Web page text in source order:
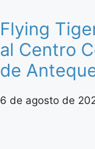
Flying
al Centro
de
6 de agosto de